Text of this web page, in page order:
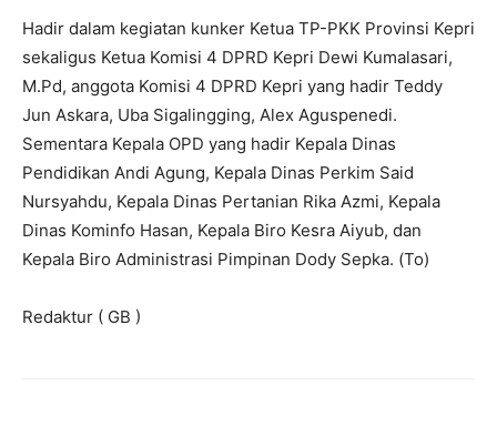
Hadir dalam kegiatan kunker Ketua TP-PKK Provinsi Kepri
sekaligus Ketua Komisi 4 DPRD Kepri Dewi Kumalasari,
M.Pd, anggota Komisi 4 DPRD Kepri yang hadir Teddy
Jun Askara, Uba Sigalingging, Alex Aguspenedi.
Sementara Kepala OPD yang hadir Kepala Dinas
Pendidikan Andi Agung, Kepala Dinas Perkim Said
Nursyahdu, Kepala Dinas Pertanian Rika Azmi, Kepala
Dinas Kominfo Hasan, Kepala Biro Kesra Aiyub, dan
Kepala Biro Administrasi Pimpinan Dody Sepka. (To)
Redaktur ( GB )